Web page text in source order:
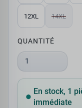
12XL 14XL
QUANTITÉ
1
En stock, 1
immédiate